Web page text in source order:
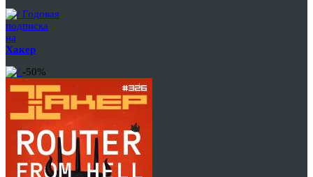
Годовая
подписка
на
Хакер
-50%